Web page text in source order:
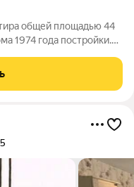
общей площадью 44
1974 года постройки.
освещенность и